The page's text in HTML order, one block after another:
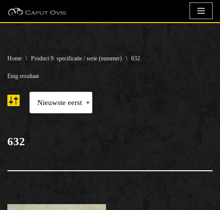
inhoud
Home \ Product 9. specificatie / serie (nummer) \ 632
Enig resultaat
632